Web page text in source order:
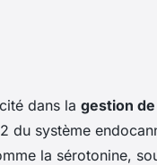
dans la gestion
du système
la sérotonine,